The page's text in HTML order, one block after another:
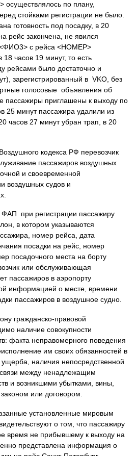
по плану,
стойками регистрации не было.
готовность под посадку, в 20
рейс закончена, не явился
с рейса <НОМЕР>
часов 19 минут, то есть
рейсами было достаточно и
зарегистрированный в VKO, без
голосовые объявления об
пассажиры приглашены к выходу по
25 минут пассажира удалили из
часов 27 минут убран трап, в 20
кодекса РФ перевозчик
пассажиров воздушных
и своевременной
воздушных судов и
ФАП при регистрации пассажиру
в котором указываются
номер рейса, дата
посадки на рейс, номер
посадочного места на борту
или обслуживающая
пассажиров в аэропорту
информацией о месте, времени
пассажиров в воздушное судно.
гражданско-правовой
наличие совокупности
факта неправомерного поведения
им своих обязанностей в
ущерба, наличия непосредственной
между ненадлежащим
и возникшими убытками, вины,
или договором.
установленные мировым
о том, что пассажиру
время не прибывшему к выходу на
представлена информация о